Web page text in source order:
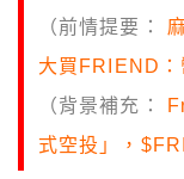
（前情提要：
大買FRIEND
（背景補充：
式空投」，